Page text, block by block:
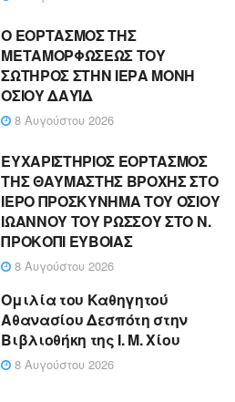
Ο ΕΟΡΤΑΣΜΟΣ ΤΗΣ
ΜΕΤΑΜΟΡΦΩΣΕΩΣ ΤΟΥ
ΣΩΤΗΡΟΣ ΣΤΗΝ ΙΕΡΑ ΜΟΝΗ
ΟΣΙΟΥ ΔΑΥΪΔ
8 Αυγούστου 2026
ΕΥΧΑΡΙΣΤΗΡΙΟΣ ΕΟΡΤΑΣΜΟΣ
ΤΗΣ ΘΑΥΜΑΣΤΗΣ ΒΡΟΧΗΣ ΣΤΟ
ΙΕΡΟ ΠΡΟΣΚΥΝΗΜΑ ΤΟΥ ΟΣΙΟΥ
ΙΩΑΝΝΟΥ ΤΟΥ ΡΩΣΣΟΥ ΣΤΟ Ν.
ΠΡΟΚΟΠΙ ΕΥΒΟΙΑΣ
8 Αυγούστου 2026
Ομιλία του Καθηγητού
Αθανασίου Δεσπότη στην
Βιβλιοθήκη της Ι. Μ. Χίου
8 Αυγούστου 2026